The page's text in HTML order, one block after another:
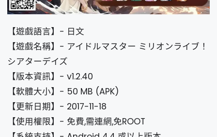
【遊戲語言】- 日文
【遊戲名稱】- アイドルマスター ミリオンライブ！
シアターデイズ
【版本資訊】- v1.2.40
【軟體大小】- 50 MB (APK)
【更新日期】- 2017-11-18
【使用權限】- 免費,需連網,免ROOT